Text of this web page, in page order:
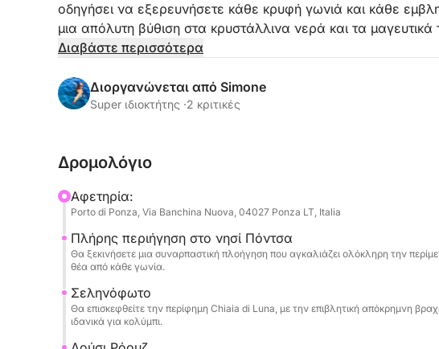
οδηγήσει να εξερευνήσετε κάθε κρυφή γωνιά και κάθε
μια απόλυτη βύθιση στα κρυστάλλινα νερά και τα
μοναδική. Φανταστείτε να πλέετε κατά μήκος μιας
σπηλιές και κολπίσκους με σμαραγδένια νερά. Αυτή η
θέλουν να ανακαλύψουν το νησί σε όλη του τη
της Ponza, από τις φυσικές καμάρες της μέχρι τις πιο
καθοδηγήσει σε αυτό το ταξίδι, έτοιμο να μοιραστεί ιστορίες
εξασφαλίζοντας μια αξέχαστη και ξέγνοιαστη εμπειρία.
Διαβάστε περισσότερα
Διοργανώνεται από Simone
Super ιδιοκτήτης ·2 κριτικές
Δρομολόγιο
Αφετηρία:
Porto di Ponza, Via Banchina Nuova, 04027 Ponza LT, Italia
Πλήρης περιήγηση στο νησί Πόντσα
Θα ξεκινήσετε μια συναρπαστική πλοήγηση που αγκαλιάζει ολόκληρη την
θέα από κάθε γωνία.
Σεληνόφωτο
Θα επισκεφθείτε την περίφημη Chiaia di Luna, με την επιβλητική απόκρημνη
ιδανικά για κολύμπι.